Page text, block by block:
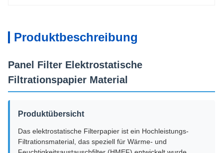
Produktbeschreibung
Panel Filter Elektrostatische
Filtrationspapier Material
Produktübersicht
Das elektrostatische Filterpapier ist ein Hochleistungs-
Filtrationsmaterial, das speziell für Wärme- und